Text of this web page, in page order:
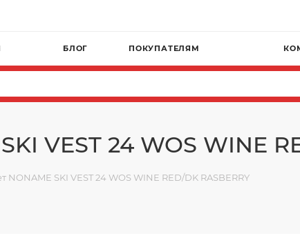
БЛОГ ПОКУПАТЕЛЯМ
VEST 24 WOS WINE
NONAME SKI VEST 24 WOS WINE RED/DK RASBERRY